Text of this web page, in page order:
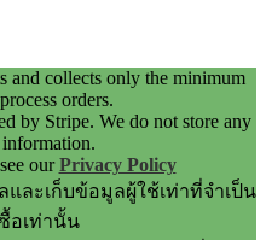
and collects only the minimum
orders.
by Stripe. We do not store any
ourPrivacy Policy
และเก็บข้อมูลผู้ใช้เท่าที่จำเป็น
อเท่านั้น